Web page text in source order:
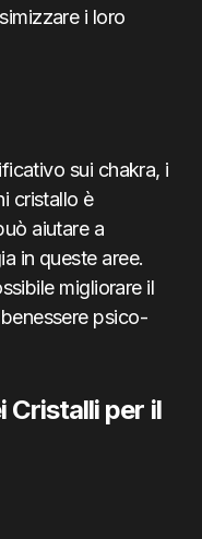
i loro
sui chakra, i
cristallo è
aiutare a
in queste aree.
migliorare il
psico-
Cristalli per il